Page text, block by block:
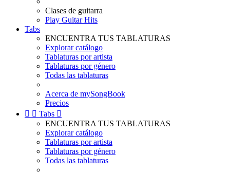
Clases de guitarra
Play Guitar Hits
Tabs
ENCUENTRA TUS TABLATURAS
Explorar catálogo
Tablaturas por artista
Tablaturas por género
Todas las tablaturas
Acerca de mySongBook
Precios
  Tabs 
ENCUENTRA TUS TABLATURAS
Explorar catálogo
Tablaturas por artista
Tablaturas por género
Todas las tablaturas